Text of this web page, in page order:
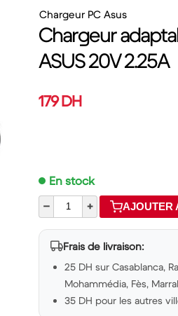
Chargeur PC Asus
Chargeur
ASUS 20V 2.25A
179 DH
En stock
–
+ AJOUTER
Frais de livraison:
25 DH sur Casablanca,
Mohammédia, Fès,
35 DH pour les autres